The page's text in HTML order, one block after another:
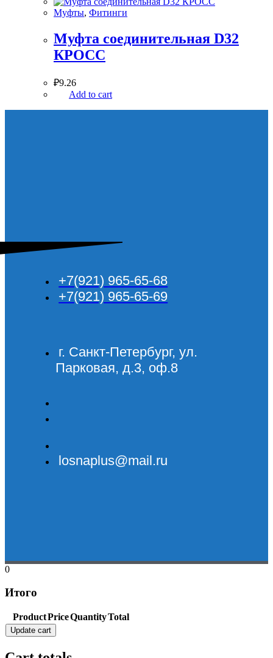
Муфты, Фитинги
Муфта соединительная D32
КРОСС
₽9.26
Add to cart
+7(921) 965-65-68
+7(921) 965-65-69
г. Санкт-Петербург, ул.
Парковая, д.3, оф.8
losnaplus@mail.ru
0
Итого
ProductPriceQuantityTotal
Update cart